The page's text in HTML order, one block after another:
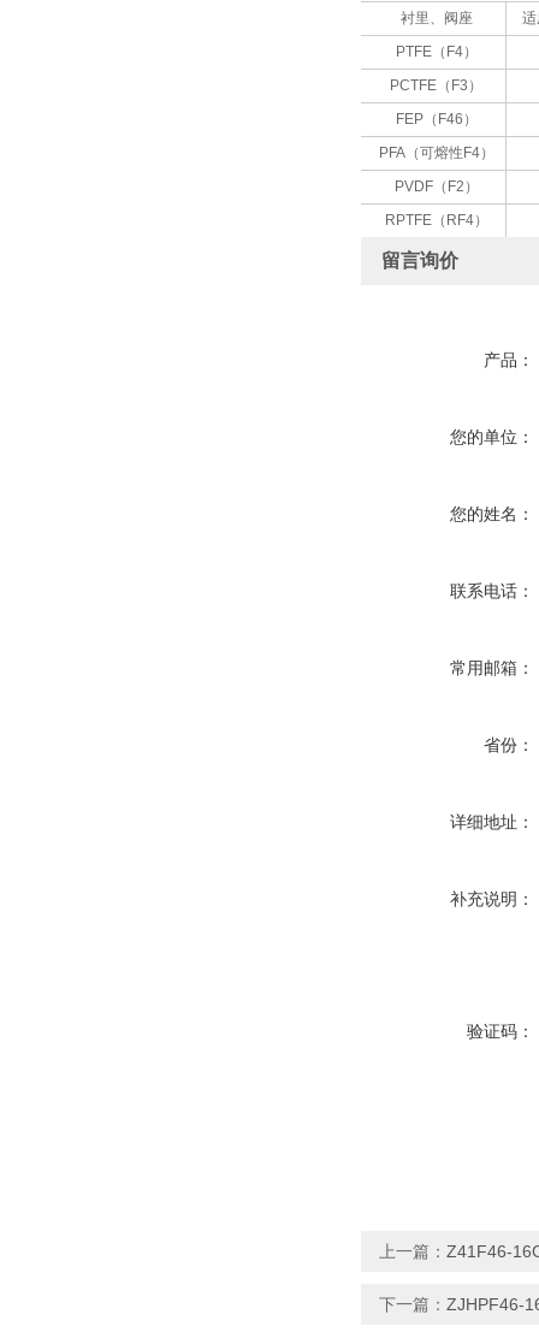
衬里、阀座
PTFE（F4）
PCTFE（F3）
FEP（F46）
PFA（可熔性F4）
PVDF（F2）
RPTFE（RF4）
留言询价
产品：
您的单位：
您的姓名：
联系电话：
常用邮箱：
省份：
详细地址：
补充说明：
验证码：
上一篇： Z41F46-
下一篇： ZJHPF46-